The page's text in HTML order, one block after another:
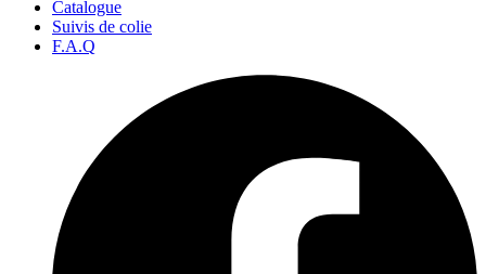
Catalogue
Suivis de colie
F.A.Q